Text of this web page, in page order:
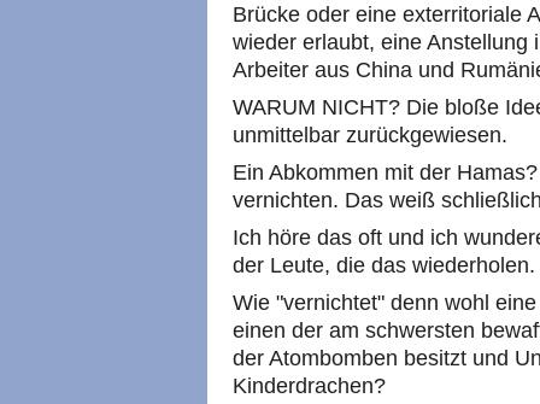
Brücke oder eine exterritoriale
wieder erlaubt, eine Anstellung
Arbeiter aus China und
WARUM NICHT? Die bloße
unmittelbar zurückgewiesen.
Ein Abkommen mit der
vernichten. Das weiß
Ich höre das oft und ich
der Leute, die das wiederholen.
Wie "vernichtet" denn wohl
einen der am schwersten
der Atombomben besitzt und
Kinderdrachen?